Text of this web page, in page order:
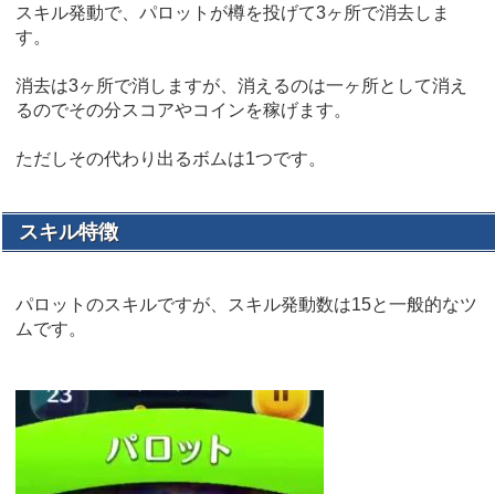
スキル発動で、パロットが樽を投げて3ヶ所で消去しま
す。
消去は3ヶ所で消しますが、消えるのは一ヶ所として消え
るのでその分スコアやコインを稼げます。
ただしその代わり出るボムは1つです。
スキル特徴
パロットのスキルですが、スキル発動数は15と一般的なツ
ムです。